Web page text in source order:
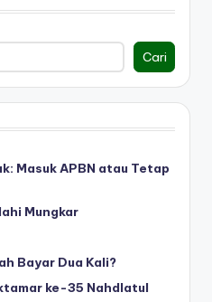
Cari
Masuk APBN atau Tetap
Mungkar
Bayar Dua Kali?
ke-35 Nahdlatul